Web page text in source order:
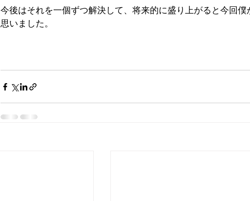
今後はそれを一個ずつ解決して、将来的に盛り上がると今回僕
思いました。